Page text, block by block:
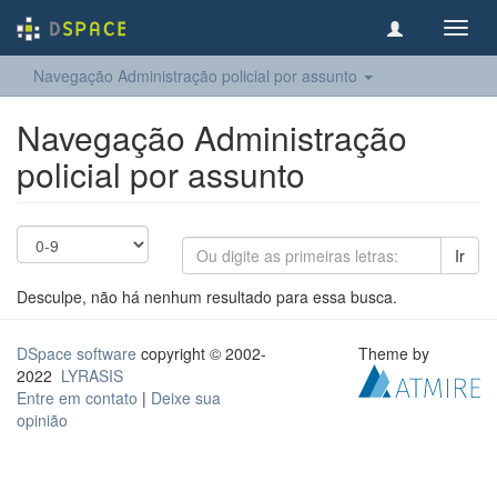
Navegação Administração policial por assunto
Navegação Administração
policial por assunto
Ir
Desculpe, não há nenhum resultado para essa busca.
DSpace software copyright © 2002-
2022 LYRASIS
Entre em contato | Deixe sua
opinião
Theme by